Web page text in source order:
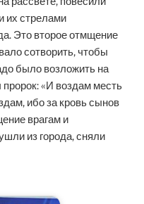
их стрелами
Это второе отмщение
сотворить, чтобы
было возложить на
пророк: «И воздам месть
ибо за кровь сынов
врагам и
из города, сняли